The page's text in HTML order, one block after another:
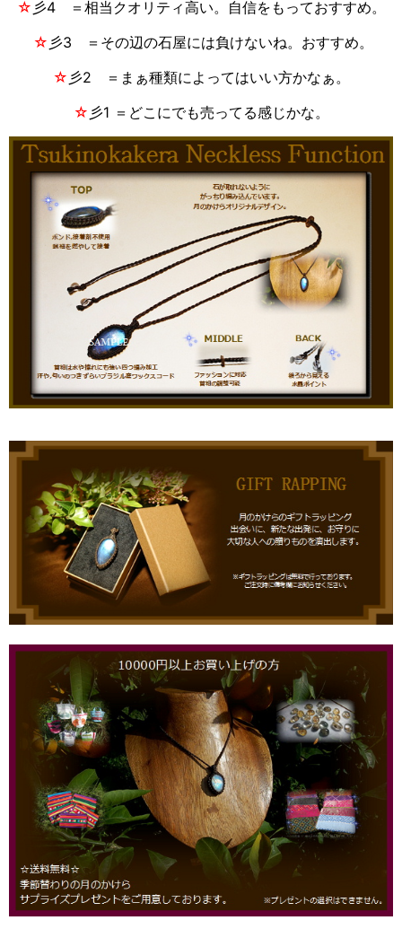
☆ 彡4 ＝相当クオリティ高い。自信をもっておすすめ。
☆ 彡3 ＝その辺の石屋には負けないね。おすすめ。
☆ 彡2 ＝まぁ種類によってはいい方かなぁ。
☆ 彡1 ＝どこにでも売ってる感じかな。